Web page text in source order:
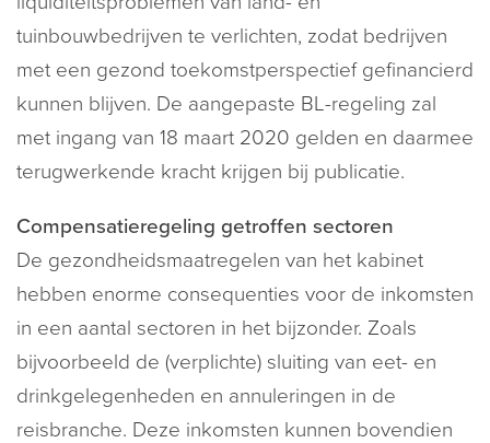
tuinbouwbedrijven te verlichten, zodat bedrijven
met een gezond toekomstperspectief gefinancierd
kunnen blijven. De aangepaste BL-regeling zal
met ingang van 18 maart 2020 gelden en daarmee
terugwerkende kracht krijgen bij publicatie.
Compensatieregeling getroffen sectoren
De gezondheidsmaatregelen van het kabinet
hebben enorme consequenties voor de inkomsten
in een aantal sectoren in het bijzonder. Zoals
bijvoorbeeld de (verplichte) sluiting van eet- en
drinkgelegenheden en annuleringen in de
reisbranche. Deze inkomsten kunnen bovendien